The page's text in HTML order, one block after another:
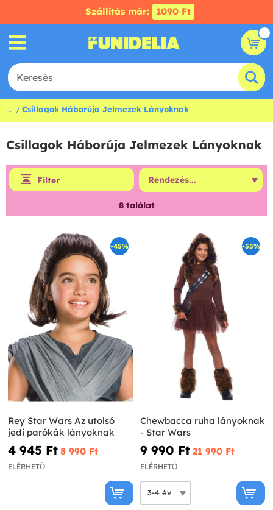
Szállítás már: 1090 Ft
... Csillagok Háborúja Jelmezek Lányoknak
Csillagok Háborúja Jelmezek Lányoknak
Filter
8találat
-45%
Rey Star Wars Az utolsó
jedi parókák lányoknak
4 945 Ft‎ 8 990 Ft‎
ELÉRHETŐ
-55%
Chewbacca ruha lányoknak
- Star Wars
9 990 Ft‎ 21 990 Ft‎
ELÉRHETŐ